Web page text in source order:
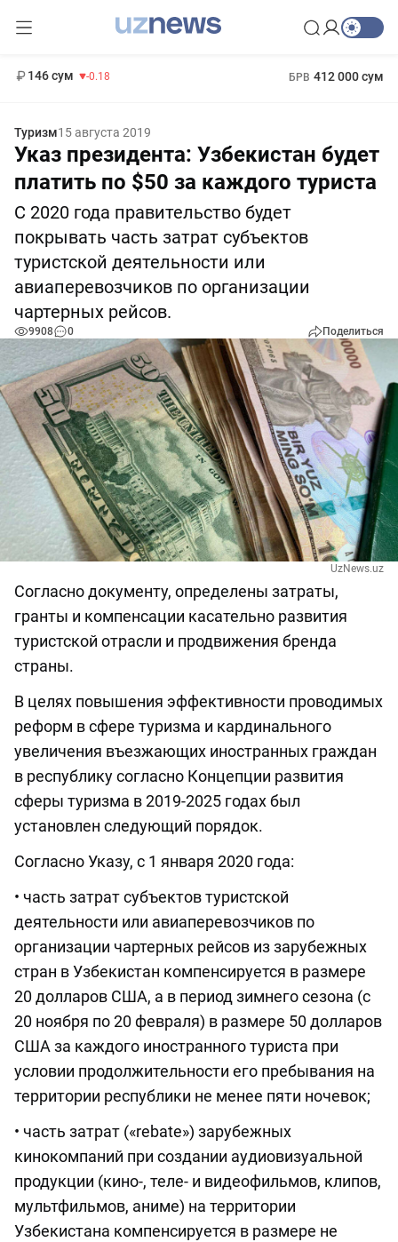
146 сум -0.18 БРВ 412 000 сум
Туризм15 августа 2019
Указ президента: Узбекистан будет
платить по $50 за каждого туриста
С 2020 года правительство будет
покрывать часть затрат субъектов
туристской деятельности или
авиаперевозчиков по организации
чартерных рейсов.
9908 0 Поделиться
UzNews.uz
Согласно документу, определены затраты,
гранты и компенсации касательно развития
туристской отрасли и продвижения бренда
страны.
В целях повышения эффективности проводимых
реформ в сфере туризма и кардинального
увеличения въезжающих иностранных граждан
в республику согласно Концепции развития
сферы туризма в 2019-2025 годах был
установлен следующий порядок.
Согласно Указу, с 1 января 2020 года:
• часть затрат субъектов туристской
деятельности или авиаперевозчиков по
организации чартерных рейсов из зарубежных
стран в Узбекистан компенсируется в размере
20 долларов США, а в период зимнего сезона (с
20 ноября по 20 февраля) в размере 50 долларов
США за каждого иностранного туриста при
условии продолжительности его пребывания на
территории республики не менее пяти ночевок;
• часть затрат («rebate») зарубежных
кинокомпаний при создании аудиовизуальной
продукции (кино-, теле- и видеофильмов, клипов,
мультфильмов, аниме) на территории
Узбекистана компенсируется в размере не